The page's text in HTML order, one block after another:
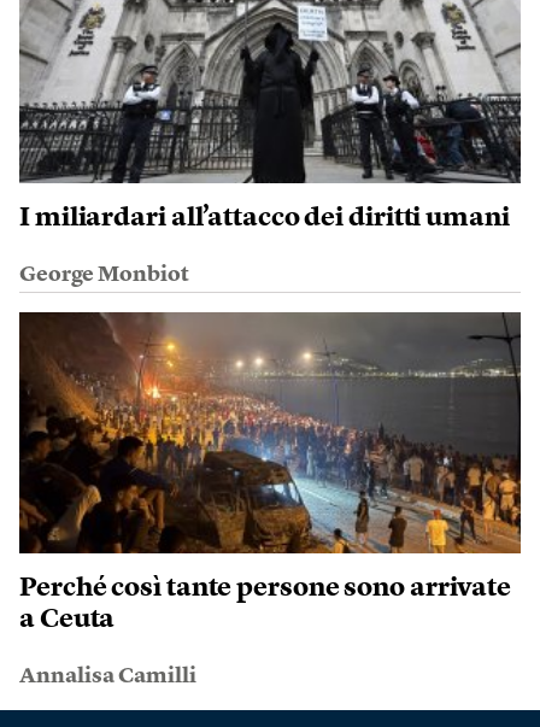
I miliardari all’attacco dei diritti umani
George Monbiot
Perché così tante persone sono arrivate
a Ceuta
Annalisa Camilli